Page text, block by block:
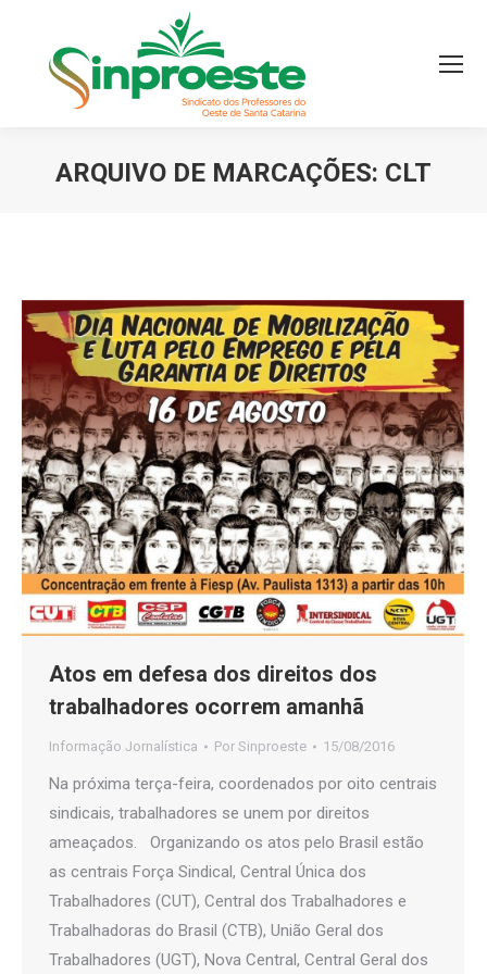
ARQUIVO DE MARCAÇÕES: CLT
Atos em defesa dos direitos dos
trabalhadores ocorrem amanhã
Informação Jornalística Por Sinproeste 15/08/2016
Na próxima terça-feira, coordenados por oito centrais
sindicais, trabalhadores se unem por direitos
ameaçados. Organizando os atos pelo Brasil estão
as centrais Força Sindical, Central Única dos
Trabalhadores (CUT), Central dos Trabalhadores e
Trabalhadoras do Brasil (CTB), União Geral dos
Trabalhadores (UGT), Nova Central, Central Geral dos